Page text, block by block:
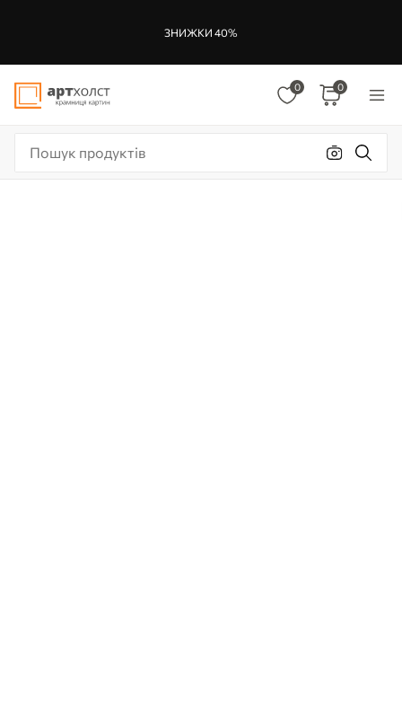
ЗНИЖКИ 40%
0 0